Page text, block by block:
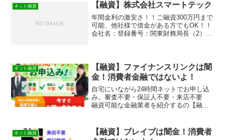
ネット融資 【融資】株式会社スマートテック
年間金利の激安さ！！ご融資300万円まで
可能、他社様で借金がある方でもOK！！
会社名：登録番号：関東財務局長（2）
ネット融資
【融資】ファイナンスリンクは闇
金！消費者金融ではないよ！
自宅にいながら24時間ネットでお申し込
み。審査不要・保証人不要・来店不要
融資可能な金融業者を紹介するの【融
送られてきたSMSメールでお金を貸して
もらえる消費者金融など...
ネット融資
【融資】ブレイブは闇金！消費者